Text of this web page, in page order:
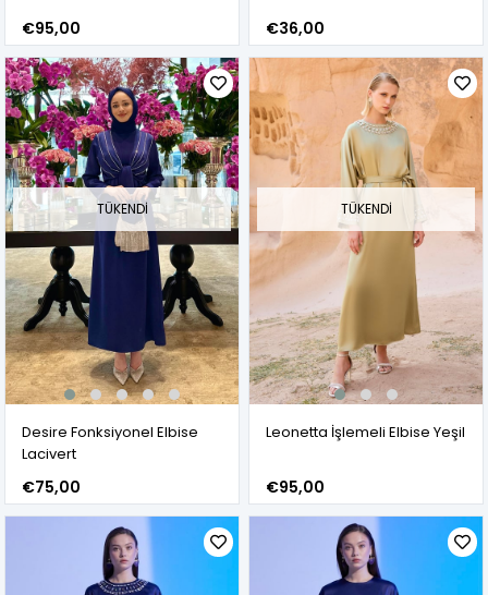
€95,00 €36,00
TÜKENDI
Desire Fonksiyonel Elbise
Lacivert
€75,00
TÜKENDI
Leonetta İşlemeli Elbise Yeşil
€95,00